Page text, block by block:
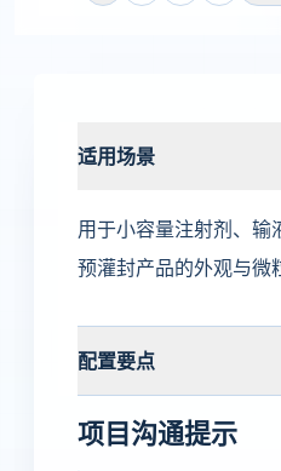
适用场景
用于小容量注射剂、输
预灌封产品的外观与微
配置要点
项目沟通提示